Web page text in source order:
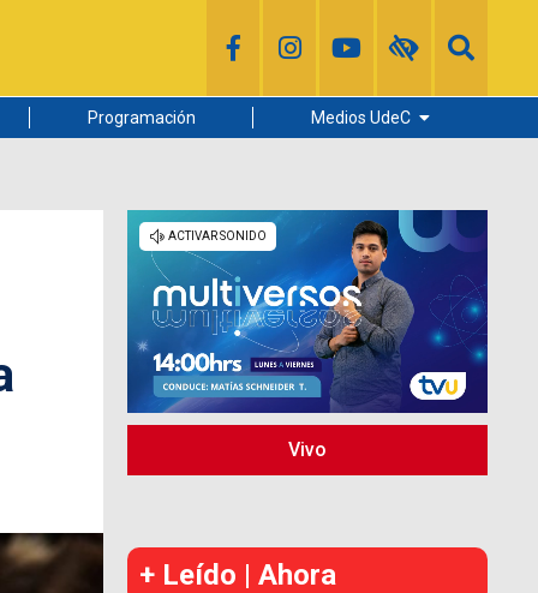
Programación Medios UdeC
Radio UdeC
Noticias UdeC
La Discusión
Vivo
+ Leído | Ahora